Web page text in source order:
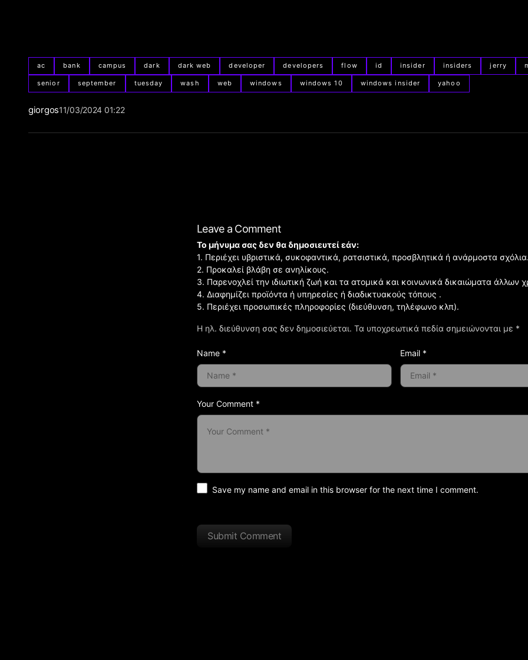
ac bank campus dark dark web developer developers flow id insider insiders jerry
senior september tuesday wash web windows windows 10 windows insider yahoo
giorgos11/03/2024 01:22
Leave a Comment
Η ηλ. διεύθυνση σας δεν δημοσιεύεται. Τα υποχρεωτικά πεδία σημειώνονται με *
Your Comment *
Το μήνυμα σας δεν θα δημοσιευτεί εάν:
1. Περιέχει υβριστικά, συκοφαντικά, ρατσιστικά, προσβλητικά ή ανάρμοστα σχόλια.
2. Προκαλεί βλάβη σε ανηλίκους.
3. Παρενοχλεί την ιδιωτική ζωή και τα ατομικά και κοινωνικά δικαιώματα άλλων
4. Διαφημίζει προϊόντα ή υπηρεσίες ή διαδικτυακούς τόπους .
5. Περιέχει προσωπικές πληροφορίες (διεύθυνση, τηλέφωνο κλπ).
Name * Email *
Save my name and email in this browser for the next time I comment.
Submit Comment